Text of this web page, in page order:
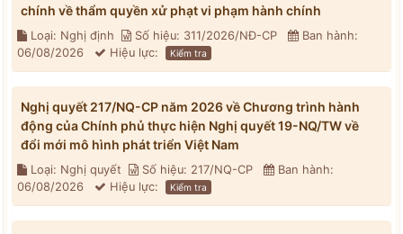
chính về thẩm quyền xử phạt vi phạm hành chính
Loại: Nghị định Số hiệu: 311/2026/NĐ-CP
Ban hành:
06/08/2026
Hiệu lực: Kiểm tra
Nghị quyết 217/NQ-CP năm 2026 về Chương trình hành
động của Chính phủ thực hiện Nghị quyết 19-NQ/TW về
đổi mới mô hình phát triển Việt Nam
Loại: Nghị quyết Số hiệu: 217/NQ-CP
Ban hành:
06/08/2026
Hiệu lực: Kiểm tra